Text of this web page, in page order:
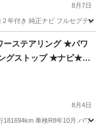
8月7日
年付き 純正ナビ フルセグテ
トロール
ーステアリング ★パワ
グストップ ★ナビ★
ォグランプ★ブ ルー
ビルトインETC★
8月4日
車検R8年10月 パワー